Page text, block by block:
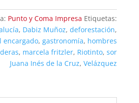
Punto y Coma Impresa Etiquetas:
, Dabiz Muñoz,deforestación,
encargado,gastronomía, hombres
, marcela fritzler, Riotinto,sor
Juana Inés de la Cruz,Velázquez